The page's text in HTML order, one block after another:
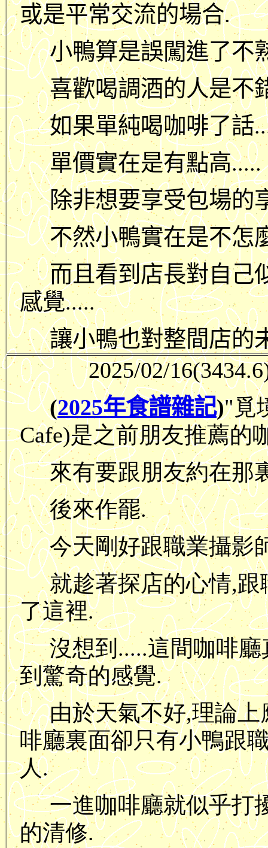
或是平常交流的場合.
小鴨算是誤闖進了不
喜歡喝調酒的人是不
如果單純喝咖啡了話
單價實在是有點高.....
除非想要享受包場的
不然小鴨實在是不怎
而且看到店長對自己
感覺.....
讓小鴨也對整間店的
2025/02/16
(2025年食譜雜記)"覓
Cafe)是之前朋友推薦的
來有要跟朋友約在那
後來作罷.
今天剛好跟職業攝影
就趁著探店的心情,
了這裡.
沒想到.....這間咖啡
到驚奇的感覺.
由於天氣不好,理論
啡廳裏面卻只有小鴨跟
人.
一進咖啡廳就似乎打
的清修.